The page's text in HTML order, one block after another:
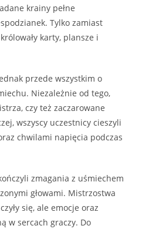
krainy pełne
Tylko zamiast
karty, plansze i
przede wszystkim o
Niezależnie od tego,
czy też zaczarowane
wszyscy uczestnicy cieszyli
chwilami napięcia podczas
zmagania z uśmiechem
głowami. Mistrzostwa
się, ale emocje oraz
w sercach graczy. Do